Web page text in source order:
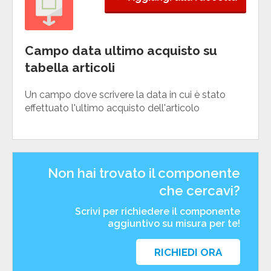
Campo data ultimo acquisto su
tabella articoli
Un campo dove scrivere la data in cui è stato
effettuato l'ultimo acquisto dell'articolo
Non hai trovato il componente
che cercavi?
Scrivi per richiedere il componente
aggiuntivo su misura per te!
RICHIEDI ORA